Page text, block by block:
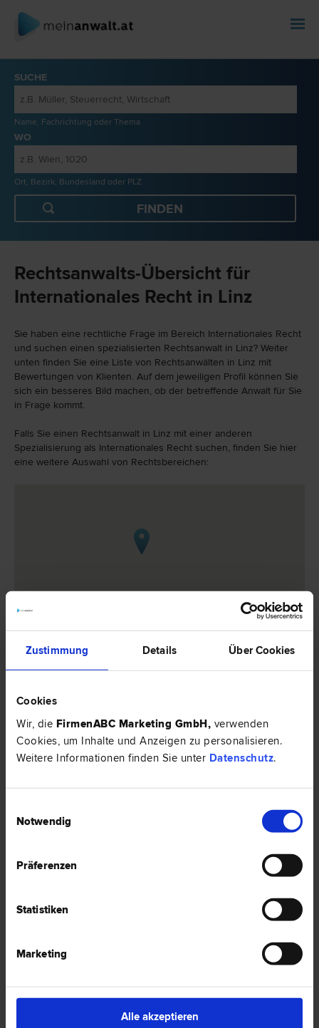
Zustimmung Details Über Cookies
Cookies
Wir, die FirmenABC Marketing GmbH, verwenden
Cookies, um Inhalte und Anzeigen zu personalisieren.
Weitere Informationen finden Sie unter Datenschutz.
Notwendig
Präferenzen
Statistiken
Marketing
Alle akzeptieren
SUCHE
Name, Fachrichtung oder Thema
WO
Ort, Bezirk, Bundesland oder PLZ
Rechtsanwalts-Übersicht für
Internationales Recht in Linz
Sie haben eine rechtliche Frage im Bereich Internationales Recht
und suchen einen spezialisierten Rechtsanwalt in Linz? Weiter
unten finden Sie eine Liste von Rechtsanwälten in Linz mit
Bewertungen von Klienten. Auf dem jeweiligen Profil können Sie
sich ein besseres Bild machen, ob der betreffende Anwalt für Sie
in Frage kommt.
Falls Sie einen Rechtsanwalt in Linz mit einer anderen
Spezialisierung als Internationales Recht suchen, finden Sie hier
eine weitere Auswahl von Rechtsbereichen:
Linz
Gesellschafts­recht | Wirtschafts­recht | Miet­recht